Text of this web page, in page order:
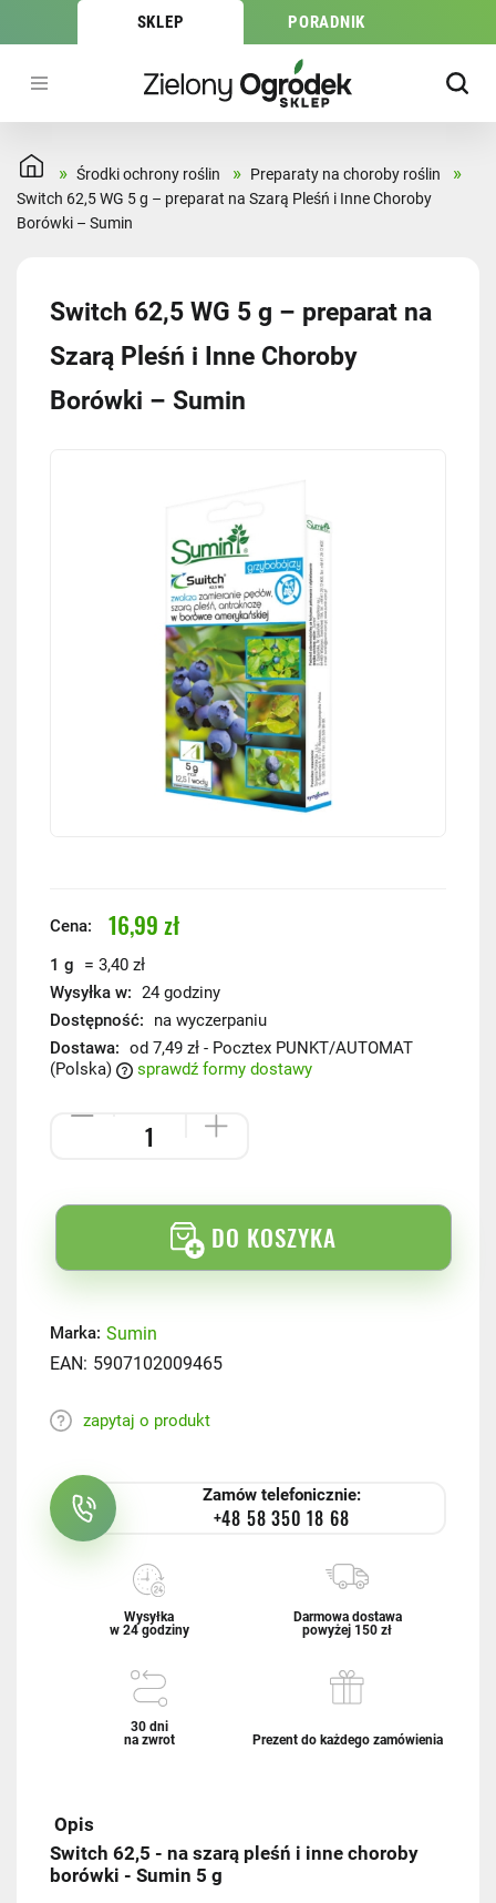
SKLEP PORADNIK
» Środki ochrony roślin » Preparaty na choroby roślin »
Switch 62,5 WG 5 g – preparat na Szarą Pleśń i Inne Choroby
Borówki – Sumin
Switch 62,5 WG 5 g – preparat na
Szarą Pleśń i Inne Choroby
Borówki – Sumin
Cena: 16,99 zł
1 g = 3,40 zł
Wysyłka w: 24 godziny
Dostępność:
na wyczerpaniu
Dostawa: od 7,49 zł - Pocztex PUNKT/AUTOMAT
(Polska)
sprawdź formy dostawy
DO KOSZYKA
Marka: Sumin
EAN: 5907102009465
zapytaj o produkt
Zamów telefonicznie:
+48 58 350 18 68
Wysyłka
w 24 godziny
Darmowa dostawa
powyżej 150 zł
30 dni
na zwrot
Prezent do każdego zamówienia
Opis
Switch 62,5 - na szarą pleśń i inne choroby
borówki - Sumin 5 g